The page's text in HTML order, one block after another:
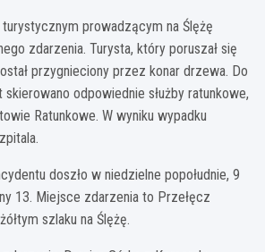
turystycznym prowadzącym na Ślężę
zdarzenia. Turysta, który poruszał się
przygnieciony przez konar drzewa. Do
odpowiednie służby ratunkowe,
Ratunkowe. W wyniku wypadku
doszło w niedzielne popołudnie, 9
13. Miejsce zdarzenia to Przełęcz
szlaku na Ślężę.